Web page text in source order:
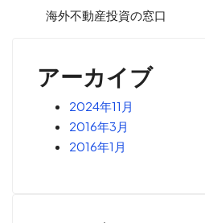
海外不動産投資の窓口
アーカイブ
2024年11月
2016年3月
2016年1月